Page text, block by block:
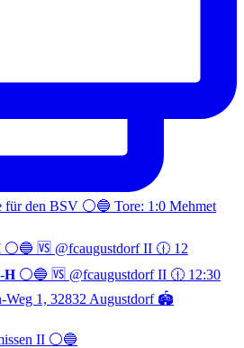
🆚 @fcaugustdorf II 🕧 12
II ⚪️🔵